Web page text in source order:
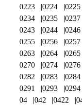
0223 0224 0225
0234
0235 0237
0243
0244 0246
0255
0256 0257
0263
0264 0265
0270
0274 0276
0282
0283 0284
0291
0293 0294
04
042 0422